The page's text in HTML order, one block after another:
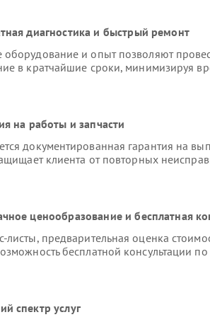
диагностика и быстрый ремонт
и опыт позволяют
в кратчайшие сроки, минимизируя
на работы и запчасти
документированная гарантия на
клиента от повторных
ценообразование и бесплатная
листы, предварительная оценка
бесплатной консультации
спектр услуг